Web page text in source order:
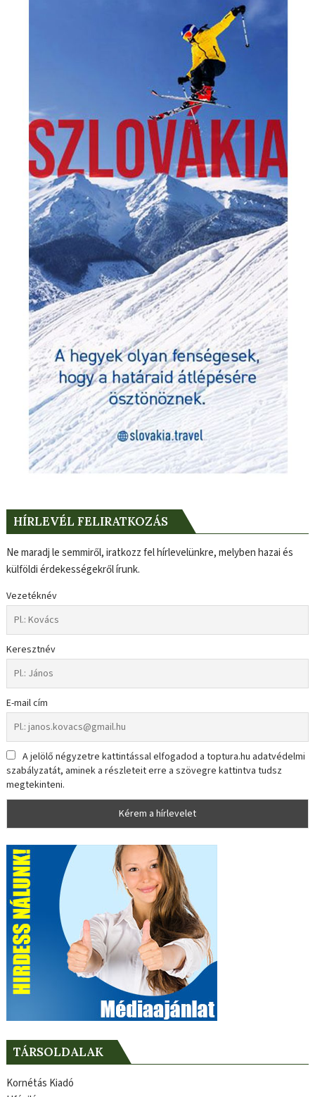
HÍRLEVÉL FELIRATKOZÁS
Ne maradj le semmiről, iratkozz fel hírlevelünkre, melyben hazai és
külföldi érdekességekről írunk.
Vezetéknév
Keresztnév
E-mail cím
A jelölő négyzetre kattintással elfogadod a toptura.hu adatvédelmi
szabályzatát, aminek a részleteit erre a szövegre kattintva tudsz
megtekinteni.
TÁRSOLDALAK
Kornétás Kiadó